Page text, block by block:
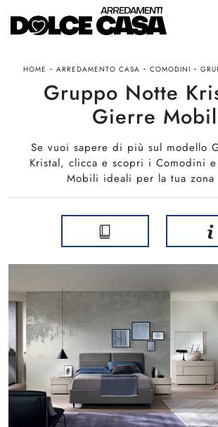
HOME - ARREDAMENTO CASA - COMODINI -
Gruppo Notte
Gierre
Se vuoi sapere di più sul modello
Kristal, clicca e scopri i Comodini
Mobili ideali per la tua zona